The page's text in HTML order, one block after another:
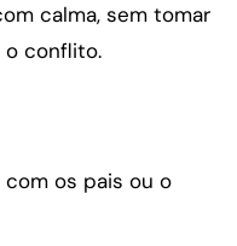
calma, sem tomar
o conflito.
com os pais ou o